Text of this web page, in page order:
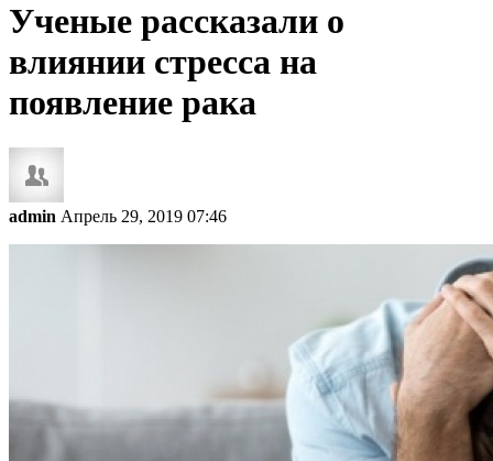
Ученые рассказали о
влиянии стресса на
появление рака
admin Апрель 29, 2019 07:46